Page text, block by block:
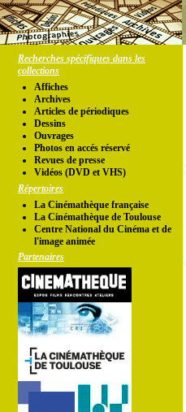
Recherches spécifiques dans les
collections
Affiches
Archives
Articles de périodiques
Dessins
Ouvrages
Photos en accés réservé
Revues de presse
Vidéos (DVD et VHS)
Répertoires
La Cinémathèque française
La Cinémathèque de Toulouse
Centre National du Cinéma et de
l'image animée
Partenaires